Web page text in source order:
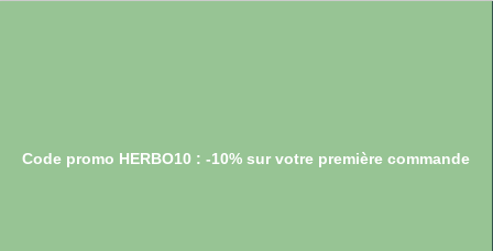
Code promo HERBO10 : -10% sur votre première commande